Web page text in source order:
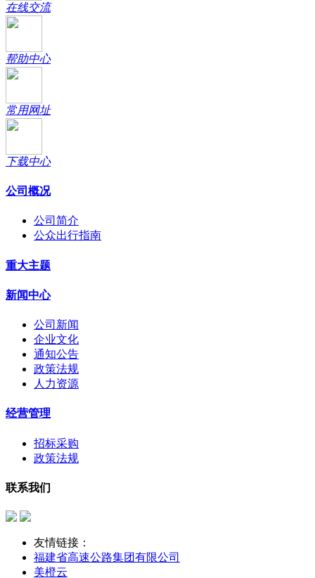
在线交流
帮助中心
常用网址
下载中心
公司概况
公司简介
公众出行指南
重大主题
新闻中心
公司新闻
企业文化
通知公告
政策法规
人力资源
经营管理
招标采购
政策法规
联系我们
友情链接：
福建省高速公路集团有限公司
美橙云